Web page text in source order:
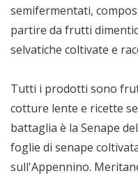
semifermentati,
partire da frutti
selvatiche coltivate e
Tutti i prodotti sono
cotture lente e ricette
battaglia è la Senape
foglie di senape
sull'Appennino.